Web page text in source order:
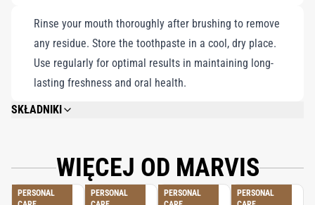
Rinse your mouth thoroughly after brushing to remove
any residue. Store the toothpaste in a cool, dry place.
Use regularly for optimal results in maintaining long-
lasting freshness and oral health.
SKŁADNIKI
HYDROXYCITRONELLAL, FARNESOL.
WIĘCEJ OD MARVIS
PERSONAL
PERSONAL
PERSONAL
PERSONAL